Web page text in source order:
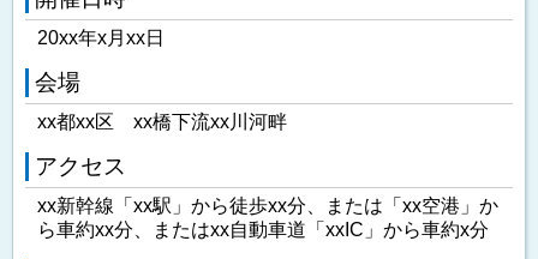
20xx年x月xx日
会場
xx都xx区 xx橋下流xx川河畔
アクセス
xx新幹線「xx駅」から徒歩xx分、または「xx空港」か
ら車約xx分、またはxx自動車道「xxIC」から車約x分